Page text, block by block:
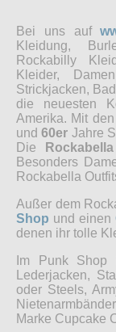
Bei uns auf
Kleidung,
Rockabilly
Kleider,
Strickjacken,
die neuesten
Amerika. Mit
und60er Jahre
Die
Rockabella
Besonders
Rockabella
Außer dem
Shop und einen
denen ihr tolle
Im Punk
Lederjacken,
oder Steels,
Marke Cupcake